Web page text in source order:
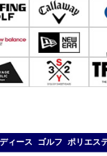
ィース ゴルフ ポリエ